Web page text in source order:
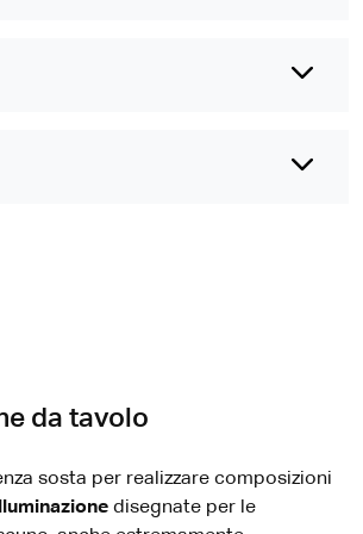
da tavolo
sosta per realizzare composizioni
disegnate per le